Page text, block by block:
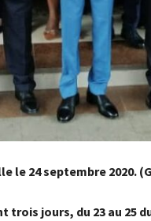
le 24 septembre 2020.
trois jours, du 23 au 25